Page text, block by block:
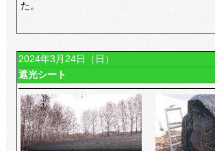
た。
2024年3月24日（日）
遮光シート